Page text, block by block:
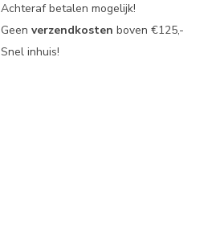
Achteraf betalen mogelijk!
Geenverzendkosten boven €125,-
Snel inhuis!